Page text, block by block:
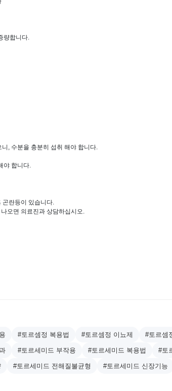
량합니다.
, 수분을 충분히 섭취 해야 합니다.
야 합니다.
곤란등이 있습니다.
오면 의료진과 상담하십시오.
#토르셈정 복용법 #토르셈정 이뇨제 #토르셈
#토르세미드 부작용 #토르세미드 복용법 #토
#토르세미드 전해질불균형 #토르세미드 신장기능